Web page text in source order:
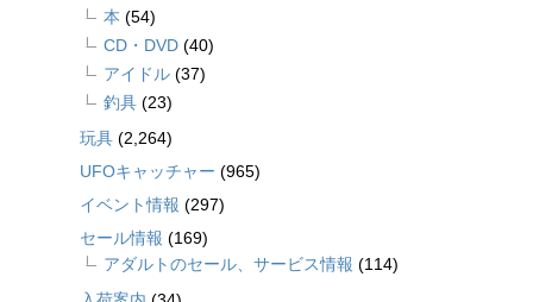
本 (54)
CD・DVD (40)
アイドル (37)
釣具 (23)
玩具 (2,264)
UFOキャッチャー (965)
イベント情報 (297)
セール情報 (169)
アダルトのセール、サービス情報 (114)